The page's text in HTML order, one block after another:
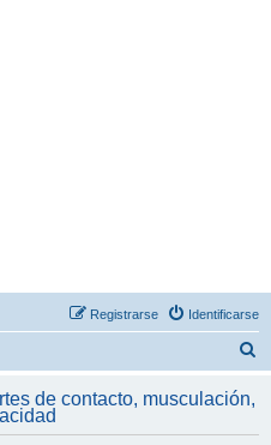
Identificarse
Registrarse
c
de contacto, musculación,